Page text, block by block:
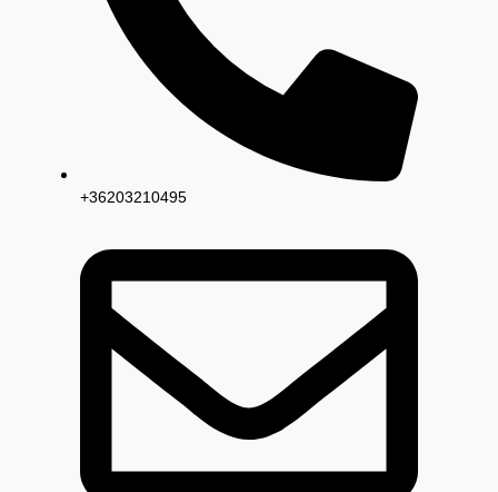
+36203210495